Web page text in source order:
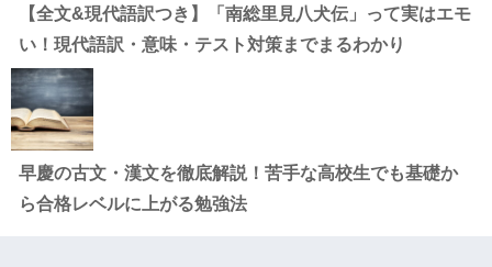
【全文&現代語訳つき】「南総里見八犬伝」って実はエモ
い！現代語訳・意味・テスト対策までまるわかり
早慶の古文・漢文を徹底解説！苦手な高校生でも基礎か
ら合格レベルに上がる勉強法